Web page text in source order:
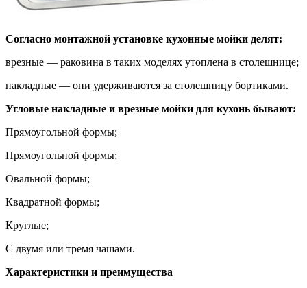
Согласно монтажной установке кухонные мойки делят:
врезные — раковина в таких моделях утоплена в столешнице;
накладные — они удерживаются за столешницу бортиками.
Угловые накладные и врезные мойки для кухонь бывают:
Прямоугольной формы;
Прямоугольной формы;
Овальной формы;
Квадратной формы;
Круглые;
С двумя или тремя чашами.
Характеристики и преимущества